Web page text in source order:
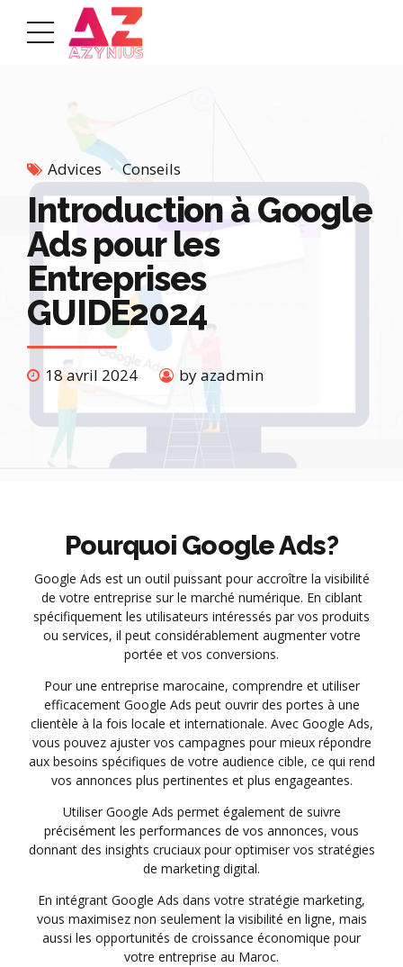
Advices Conseils
Introduction à Google
Ads pour les
Entreprises
GUIDE2024
18 avril 2024 by azadmin
Pourquoi Google Ads?
Google Ads est un outil puissant pour accroître la visibilité
de votre entreprise sur le marché numérique. En ciblant
spécifiquement les utilisateurs intéressés par vos produits
ou services, il peut considérablement augmenter votre
portée et vos conversions.
Pour une entreprise marocaine, comprendre et utiliser
efficacement Google Ads peut ouvrir des portes à une
clientèle à la fois locale et internationale. Avec Google Ads,
vous pouvez ajuster vos campagnes pour mieux répondre
aux besoins spécifiques de votre audience cible, ce qui rend
vos annonces plus pertinentes et plus engageantes.
Utiliser Google Ads permet également de suivre
précisément les performances de vos annonces, vous
donnant des insights cruciaux pour optimiser vos stratégies
de marketing digital.
En intégrant Google Ads dans votre stratégie marketing,
vous maximisez non seulement la visibilité en ligne, mais
aussi les opportunités de croissance économique pour
votre entreprise au Maroc.